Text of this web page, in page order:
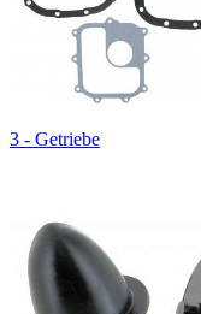
3 - Getriebe